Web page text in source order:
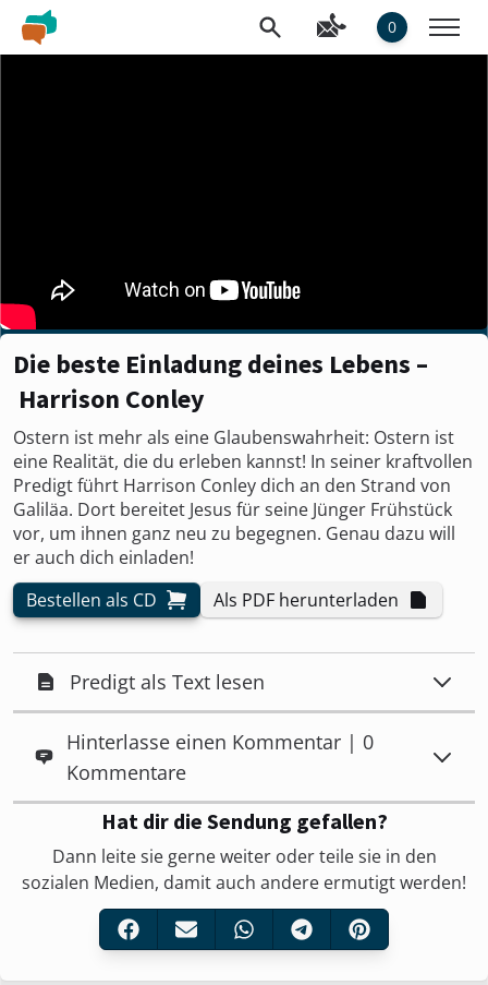
0
Die beste Einladung deines Lebens –
Harrison Conley
Ostern ist mehr als eine Glaubenswahrheit: Ostern ist
eine Realität, die du erleben kannst! In seiner kraftvollen
Predigt führt Harrison Conley dich an den Strand von
Galiläa. Dort bereitet Jesus für seine Jünger Frühstück
vor, um ihnen ganz neu zu begegnen. Genau dazu will
er auch dich einladen!
Bestellen als CD
Als PDF herunterladen
Predigt als Text lesen
Hinterlasse einen Kommentar | 0
Kommentare
Hat dir die Sendung gefallen?
Dann leite sie gerne weiter oder teile sie in den
sozialen Medien, damit auch andere ermutigt werden!